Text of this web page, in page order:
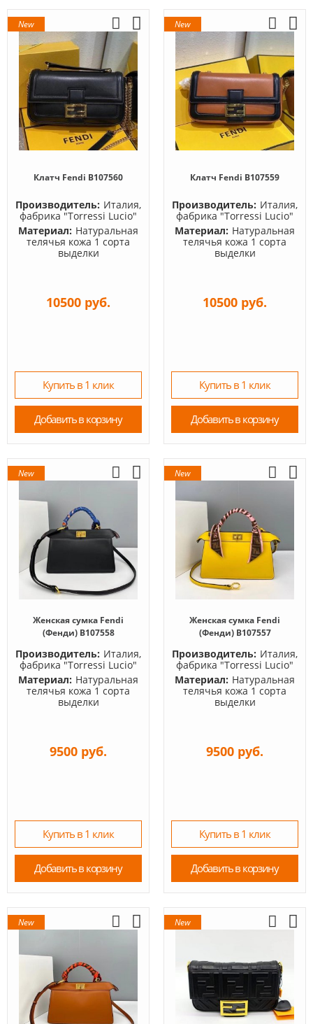
New
Клатч Fendi B107560
Производитель: Италия,
фабрика "Torressi Lucio"
Материал: Натуральная
телячья кожа 1 сорта
выделки
10500 руб.
Купить в 1 клик
Добавить в корзину
New
Клатч Fendi B107559
Производитель: Италия,
фабрика "Torressi Lucio"
Материал: Натуральная
телячья кожа 1 сорта
выделки
10500 руб.
Купить в 1 клик
Добавить в корзину
New
Женская сумка Fendi
(Фенди) B107558
Производитель: Италия,
фабрика "Torressi Lucio"
Материал: Натуральная
телячья кожа 1 сорта
выделки
9500 руб.
Купить в 1 клик
Добавить в корзину
New
Женская сумка Fendi
(Фенди) B107557
Производитель: Италия,
фабрика "Torressi Lucio"
Материал: Натуральная
телячья кожа 1 сорта
выделки
9500 руб.
Купить в 1 клик
Добавить в корзину
New New